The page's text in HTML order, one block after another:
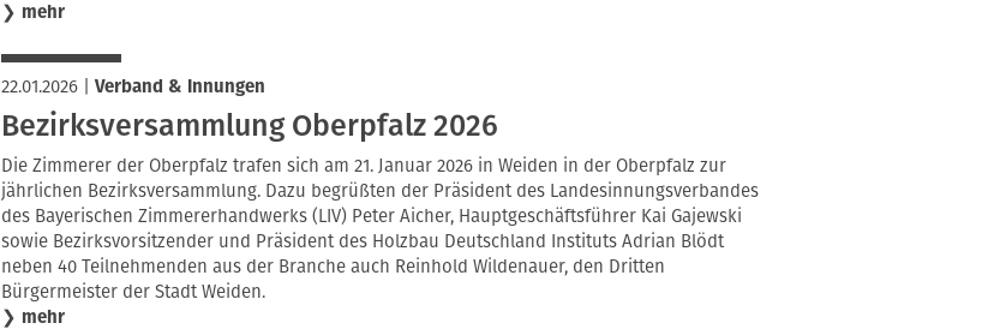
❯ mehr
22.01.2026| Verband & Innungen
Bezirksversammlung Oberpfalz 2026
Die Zimmerer der Oberpfalz trafen sich am 21. Januar 2026 in Weiden in der Oberpfalz zur
jährlichen Bezirksversammlung. Dazu begrüßten der Präsident des Landesinnungsverbandes
des Bayerischen Zimmererhandwerks (LIV) Peter Aicher, Hauptgeschäftsführer Kai Gajewski
sowie Bezirksvorsitzender und Präsident des Holzbau Deutschland Instituts Adrian Blödt
neben 40 Teilnehmenden aus der Branche auch Reinhold Wildenauer, den Dritten
Bürgermeister der Stadt Weiden.
❯ mehr